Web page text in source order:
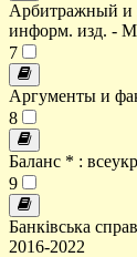
Арбитражный и
информ. изд. -
7
Аргументы и
8
Баланс * :
9
Банківська
2016-2022